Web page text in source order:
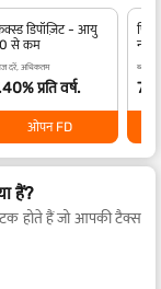
डिपॉज़िट - आयु
से कम
दरें, अधिकतम
प्रति वर्ष.
ओपन FD
ब्याज
हैं?
होते हैं जो आपकी टैक्स